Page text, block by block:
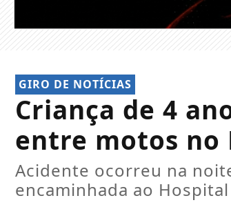
GIRO DE NOTÍCIAS
Criança de 4
entre motos
Acidente ocorreu na
encaminhada ao